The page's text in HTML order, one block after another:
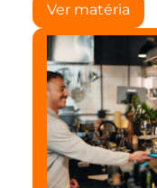
Ver matéria